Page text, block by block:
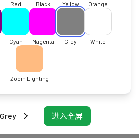
Red Black Yellow Orange
Cyan Magenta Grey White
Zoom Lighting
Grey 进入全屏